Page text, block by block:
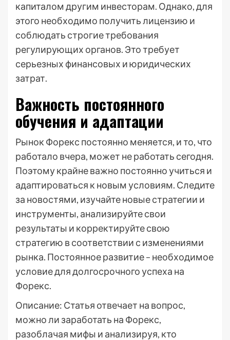
капиталом другим инвесторам. Однако, для
этого необходимо получить лицензию и
соблюдать строгие требования
регулирующих органов. Это требует
серьезных финансовых и юридических
затрат.
Важность постоянного
обучения и адаптации
Рынок Форекс постоянно меняется, и то, что
работало вчера, может не работать сегодня.
Поэтому крайне важно постоянно учиться и
адаптироваться к новым условиям. Следите
за новостями, изучайте новые стратегии и
инструменты, анализируйте свои
результаты и корректируйте свою
стратегию в соответствии с изменениями
рынка. Постоянное развитие – необходимое
условие для долгосрочного успеха на
Форекс.
Описание: Статья отвечает на вопрос,
можно ли заработать на Форекс,
разоблачая мифы и анализируя, кто